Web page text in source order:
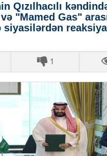
Qızılhacılı
"Mamed Gas"
siyasilərdən
1